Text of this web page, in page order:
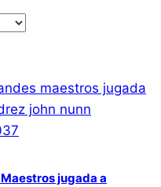
jugada a